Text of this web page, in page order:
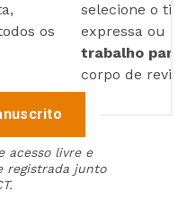
os
selecione o
expressa ou
trabalho para
corpo de
acesso livre e
registrada junto